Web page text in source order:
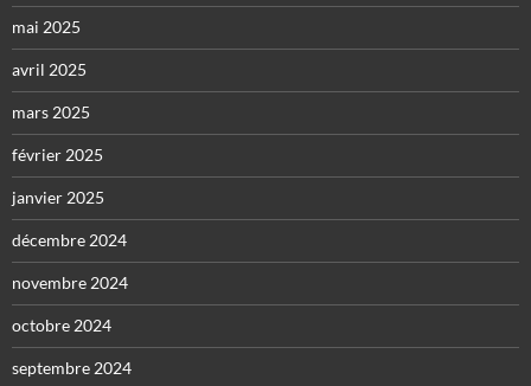
mai 2025
avril 2025
mars 2025
février 2025
janvier 2025
décembre 2024
novembre 2024
octobre 2024
septembre 2024